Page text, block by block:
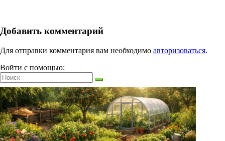
Добавить комментарий
Для отправки комментария вам необходимо авторизоваться.
Войти с помощью: